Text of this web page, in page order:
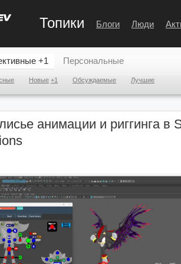
Топики Блоги Люди
+1
Новые +1 Обсуждаемые Лучшие
Персональные
анимации и риггинга в